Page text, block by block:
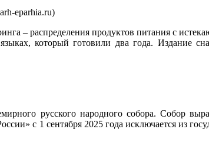
eparhia.ru)
– распределения продуктов питания с
который готовили два года. Издание
русского народного собора. Собор
с 1 сентября 2025 года исключается из